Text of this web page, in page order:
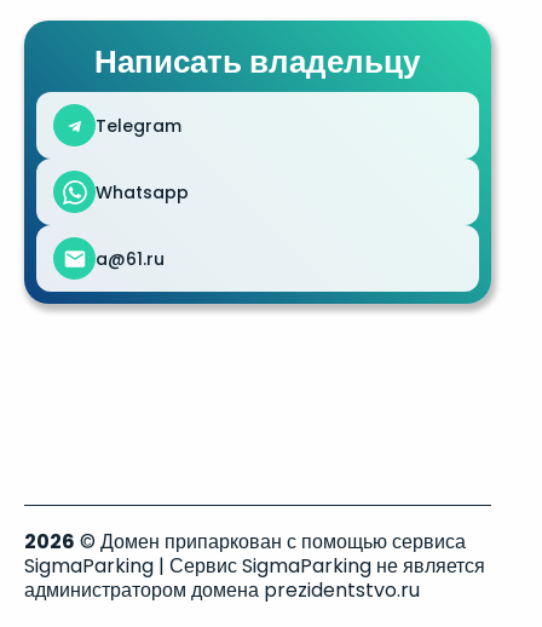
Написать владельцу
Telegram
Whatsapp
a@61.ru
2026 © Домен припаркован с помощью сервиса
SigmaParking | Сервис SigmaParking не является
администратором домена prezidentstvo.ru